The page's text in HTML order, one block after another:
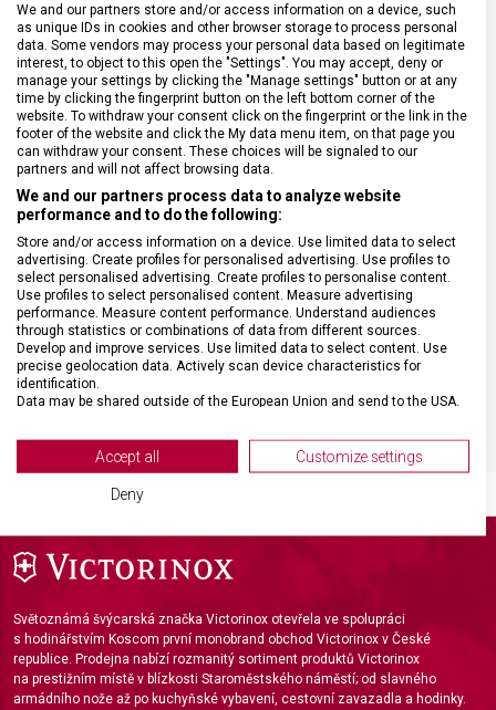
DRUH ZBOŽÍ Kapesní nože
ZÁRUKA 24 měsíců
HMOTNOST 5 g
VELIKOST 7 x 3,9 cm
MATERIÁL Kůže
BARVA
Světoznámá švýcarská značka Victorinox otevřela ve spolupráci
s hodinářstvím Koscom první monobrand obchod Victorinox v České
republice. Prodejna nabízí rozmanitý sortiment produktů Victorinox
na prestižním místě v blízkosti Staroměstského náměstí; od slavného
armádního nože až po kuchyňské vybavení, cestovní zavazadla a hodinky.
We and our partners store and/or access information on a device, such
as unique IDs in cookies and other browser storage to process personal
data. Some vendors may process your personal data based on legitimate
interest, to object to this open the "Settings". You may accept, deny or
manage your settings by clicking the "Manage settings" button or at any
time by clicking the fingerprint button on the left bottom corner of the
website. To withdraw your consent click on the fingerprint or the link in the
footer of the website and click the My data menu item, on that page you
can withdraw your consent. These choices will be signaled to our
partners and will not affect browsing data.
We and our partners process data to analyze website
performance and to do the following:
Store and/or access information on a device. Use limited data to select
advertising. Create profiles for personalised advertising. Use profiles to
select personalised advertising. Create profiles to personalise content.
Use profiles to select personalised content. Measure advertising
performance. Measure content performance. Understand audiences
through statistics or combinations of data from different sources.
Develop and improve services. Use limited data to select content. Use
precise geolocation data. Actively scan device characteristics for
identification.
Data may be shared outside of the European Union and send to the USA.
View Partner List (2 IAB Vendors)
We use your data for the following purposes:
Create profiles for personalised advertising
Use profiles to select personalised
advertising
Accept all Customize settings
Deny